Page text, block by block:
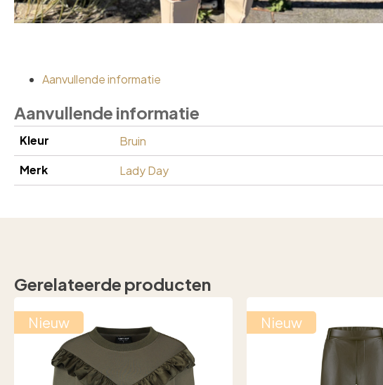
Aanvullende informatie
Aanvullende informatie
Kleur
Bruin
Merk
Lady Day
Gerelateerde producten
Nieuw Nieuw